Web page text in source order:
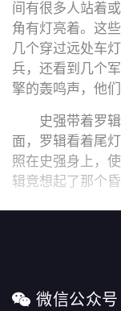
间有很多人站着
角有灯亮着。这
几个穿过远处车
兵，还看到几个
擎的轰鸣声，他
史强带着罗
面，罗辑看着尾
照在史强身上，
辑竞想起了那个
微信公众号